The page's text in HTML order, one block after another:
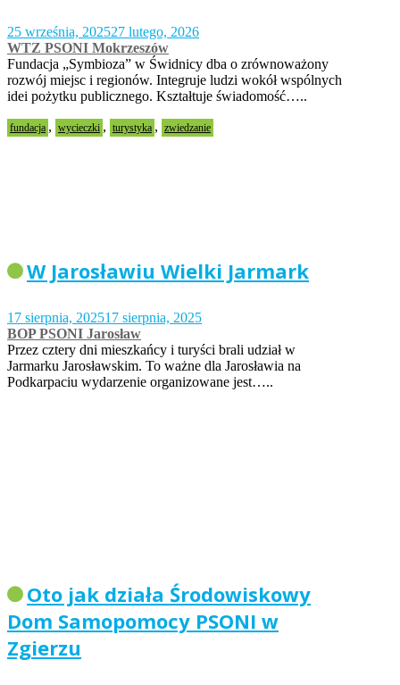
25 września, 202527 lutego, 2026
WTZ PSONI Mokrzeszów
Fundacja „Symbioza” w Świdnicy dba o zrównoważony
rozwój miejsc i regionów. Integruje ludzi wokół wspólnych
idei pożytku publicznego. Kształtuje świadomość…..
fundacja , wycieczki , turystyka , zwiedzanie
W Jarosławiu Wielki Jarmark
17 sierpnia, 202517 sierpnia, 2025
BOP PSONI Jarosław
Przez cztery dni mieszkańcy i turyści brali udział w
Jarmarku Jarosławskim. To ważne dla Jarosławia na
Podkarpaciu wydarzenie organizowane jest…..
Oto jak działa Środowiskowy
Dom Samopomocy PSONI w
Zgierzu